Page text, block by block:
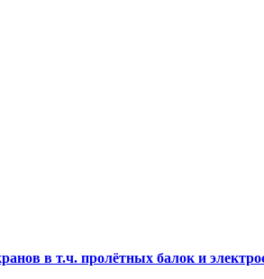
в т.ч. пролётных балок и